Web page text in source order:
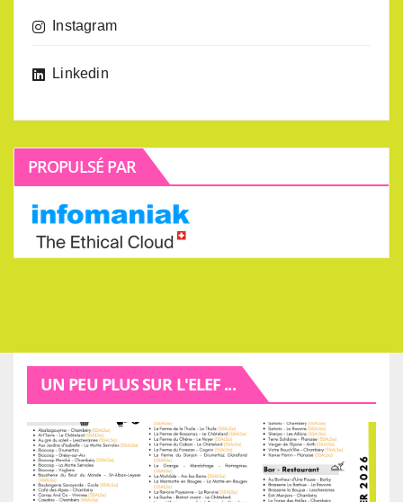
Instagram
Linkedin
PROPULSÉ PAR
UN PEU PLUS SUR L'ELEF ...